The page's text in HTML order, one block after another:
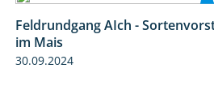
Feldrundgang AIch -
im Mais
30.09.2024